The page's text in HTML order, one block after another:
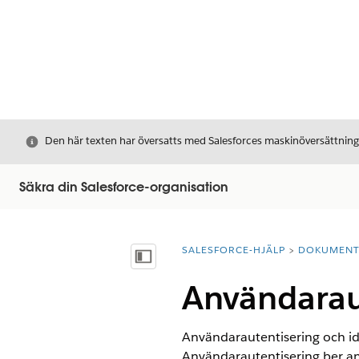
Stäng
Den här texten har översatts med Salesforces
Säkra din Salesforce-organisation
Visa innehållsförteckning
Du är här:
SALESFORCE-HJÄLP DOKUMENT
Användarautentisering och